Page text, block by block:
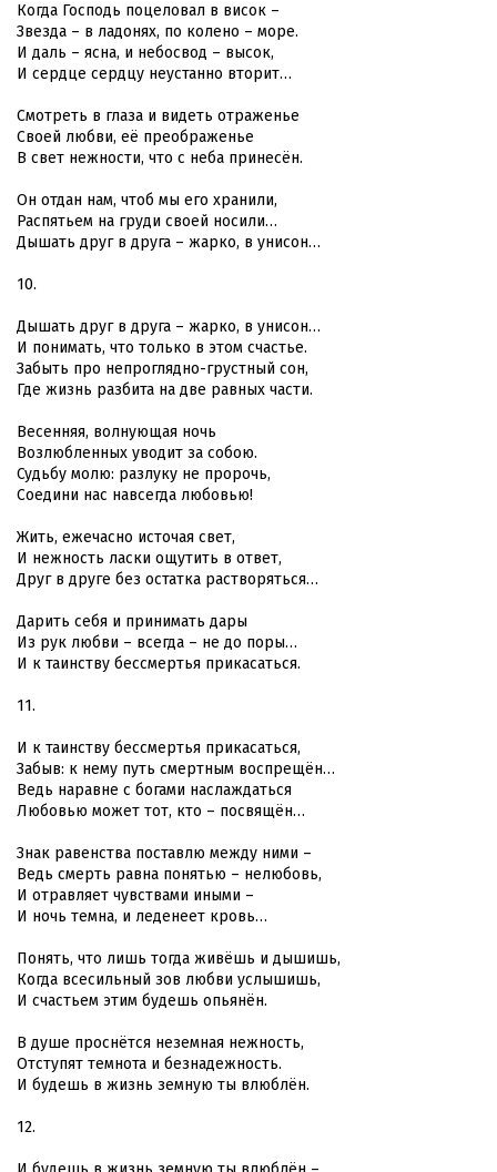
Когда Господь поцеловал в висок –
Звезда – в ладонях, по колено – море.
И даль – ясна, и небосвод – высок,
И сердце сердцу неустанно вторит…
Смотреть в глаза и видеть отраженье
Своей любви, её преображенье
В свет нежности, что с неба принесён.
Он отдан нам, чтоб мы его хранили,
Распятьем на груди своей носили…
Дышать друг в друга – жарко, в унисон…
10.
Дышать друг в друга – жарко, в унисон…
И понимать, что только в этом счастье.
Забыть про непроглядно-грустный сон,
Где жизнь разбита на две равных части.
Весенняя, волнующая ночь
Возлюбленных уводит за собою.
Судьбу молю: разлуку не пророчь,
Соедини нас навсегда любовью!
Жить, ежечасно источая свет,
И нежность ласки ощутить в ответ,
Друг в друге без остатка растворяться…
Дарить себя и принимать дары
Из рук любви – всегда – не до поры…
И к таинству бессмертья прикасаться.
11.
И к таинству бессмертья прикасаться,
Забыв: к нему путь смертным воспрещён…
Ведь наравне с богами наслаждаться
Любовью может тот, кто – посвящён…
Знак равенства поставлю между ними –
Ведь смерть равна понятью – нелюбовь,
И отравляет чувствами иными –
И ночь темна, и леденеет кровь…
Понять, что лишь тогда живёшь и дышишь,
Когда всесильный зов любви услышишь,
И счастьем этим будешь опьянён.
В душе проснётся неземная нежность,
Отступят темнота и безнадежность.
И будешь в жизнь земную ты влюблён.
12.